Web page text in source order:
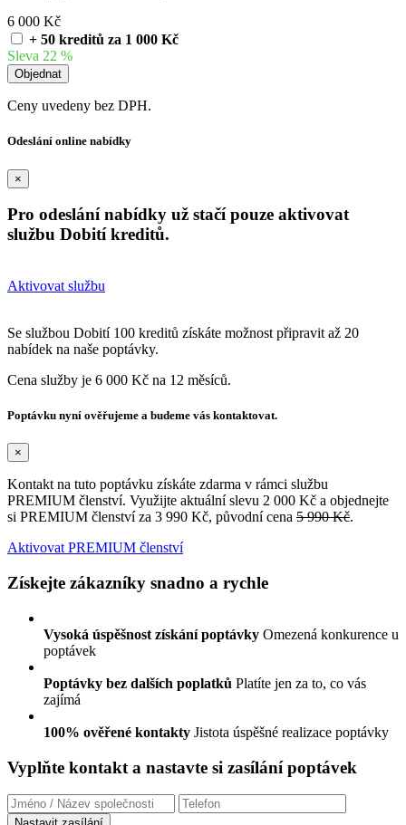
6 000 Kč
+ 50 kreditů za 1 000 Kč
Sleva 22 %
Ceny uvedeny bez DPH.
Odeslání online nabídky
×
Pro odeslání nabídky už stačí pouze aktivovat
službu Dobití kreditů.
Aktivovat službu
Se službou Dobití 100 kreditů získáte možnost připravit až 20
nabídek na naše poptávky.
Cena služby je 6 000 Kč na 12 měsíců.
Poptávku nyní ověřujeme a budeme vás kontaktovat.
×
Kontakt na tuto poptávku získáte zdarma v rámci službu
PREMIUM členství. Využijte aktuální slevu 2 000 Kč a objednejte
si PREMIUM členství za 3 990 Kč, původní cena 5 990 Kč.
Aktivovat PREMIUM členství
Získejte zákazníky snadno a rychle
Vysoká úspěšnost získání poptávky Omezená konkurence u
poptávek
Poptávky bez dalších poplatků Platíte jen za to, co vás
zajímá
100% ověřené kontakty Jistota úspěšné realizace poptávky
Vyplňte kontakt a nastavte si zasílání poptávek